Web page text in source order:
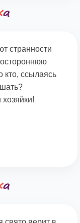
странности
кто, ссылаясь